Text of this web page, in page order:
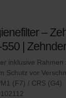
–
|
inklusive Rahmen
Schutz vor
(F7) / CRS (G4)